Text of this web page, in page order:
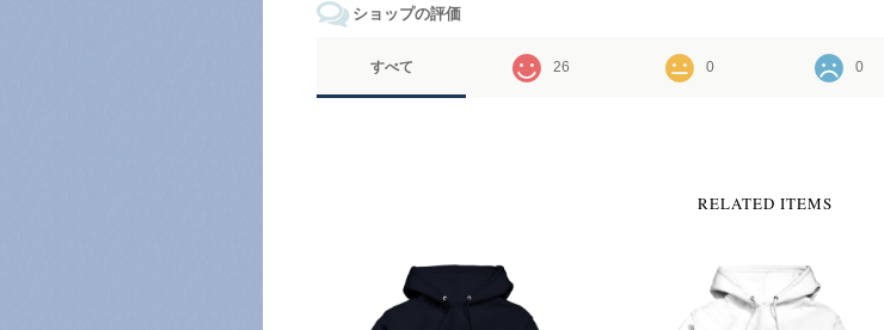
ショップの評価
すべて 26 0 0
RELATED ITEMS